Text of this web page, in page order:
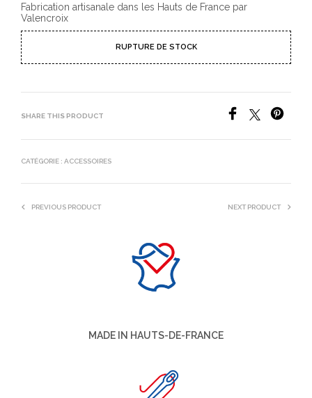
Fabrication artisanale dans les Hauts de France par
Valencroix
RUPTURE DE STOCK
SHARE THIS PRODUCT
CATÉGORIE : ACCESSOIRES
PREVIOUS PRODUCT NEXT PRODUCT
MADE IN HAUTS-DE-FRANCE